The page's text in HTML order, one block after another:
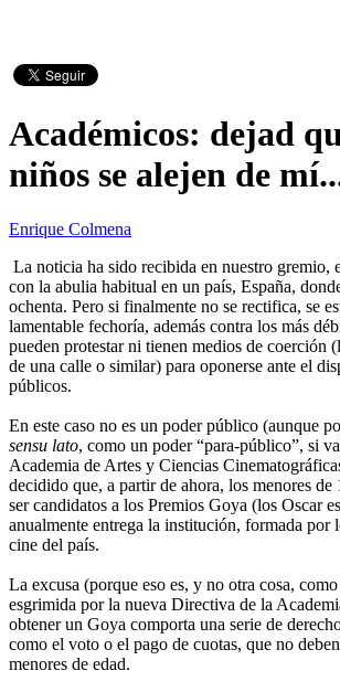
Académicos: dejad
niños se alejen de
Enrique Colmena
La noticia ha sido recibida en nuestro gremio,
con la abulia habitual en un país, España,
ochenta. Pero si finalmente no se rectifica, se
lamentable fechoría, además contra los más
pueden protestar ni tienen medios de coerción
de una calle o similar) para oponerse ante el
públicos.
En este caso no es un poder público (aunque
sensu lato, como un poder “para-público”, si
Academia de Artes y Ciencias
decidido que, a partir de ahora, los menores de
ser candidatos a los Premios Goya (los Oscar
anualmente entrega la institución, formada por
cine del país.
La excusa (porque eso es, y no otra cosa,
esgrimida por la nueva Directiva de la
obtener un Goya comporta una serie de
como el voto o el pago de cuotas, que no
menores de edad.